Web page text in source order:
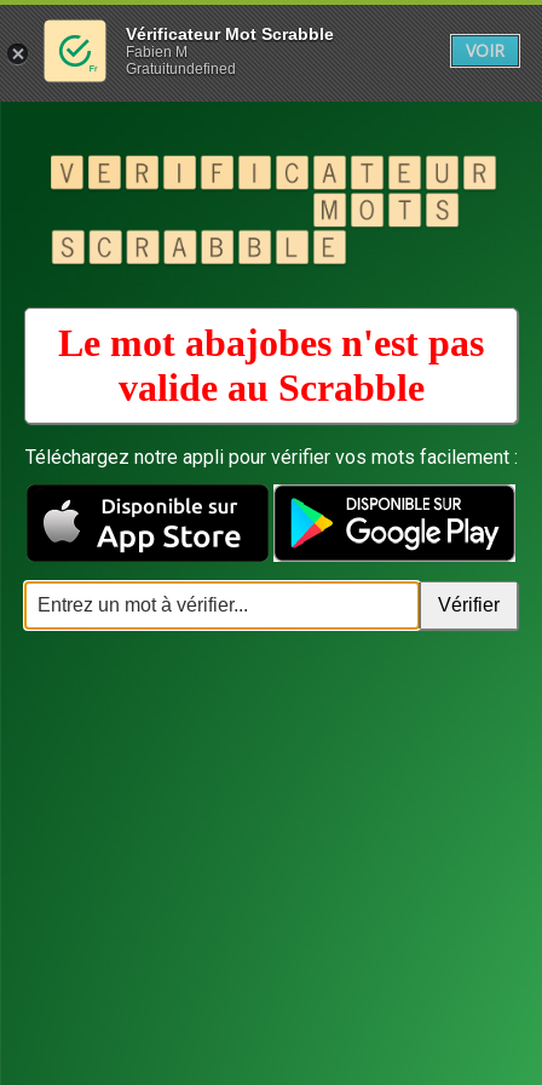
Le mot abajobes n'est pas
valide au Scrabble
Téléchargez notre appli pour vérifier vos mots facilement :
Vérificateur Mot Scrabble
Fabien M
Gratuitundefined
VOIR